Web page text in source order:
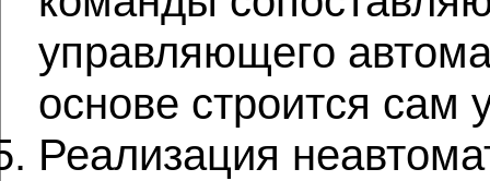
управляющего
основе строится сам
Реализация